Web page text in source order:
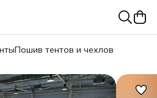
Пошив тентов и чехлов